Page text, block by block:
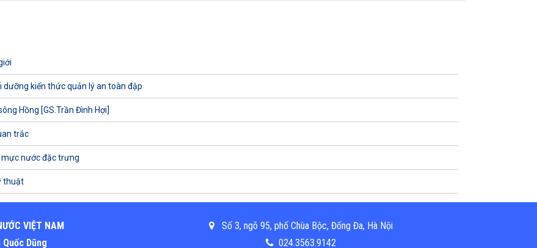
dưỡng kiến thức quản lý an toàn đập
Hồng [GS.Trần Đình Hợi]
trắc
mực nước đặc trưng
thuật
VIỆT NAM
Dũng
Số 3, ngõ 95, phố Chùa Bộc, Đống Đa, Hà Nội
024.3563.9142